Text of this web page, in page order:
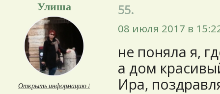
Улиша
Открыть информацию ↓
55.
08 июля 2017 в
не поняла я,
а дом
Ира,